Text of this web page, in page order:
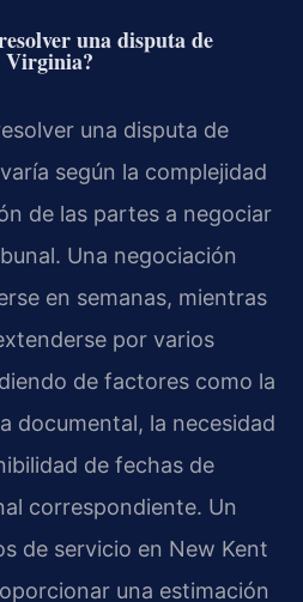
una disputa de
Virginia?
una disputa de
según la complejidad
de las partes a negociar
Una negociación
en semanas, mientras
por varios
de factores como la
documental, la necesidad
de fechas de
correspondiente. Un
de servicio en New Kent
una estimación